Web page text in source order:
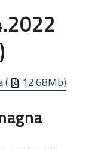
( 12.68Mb)